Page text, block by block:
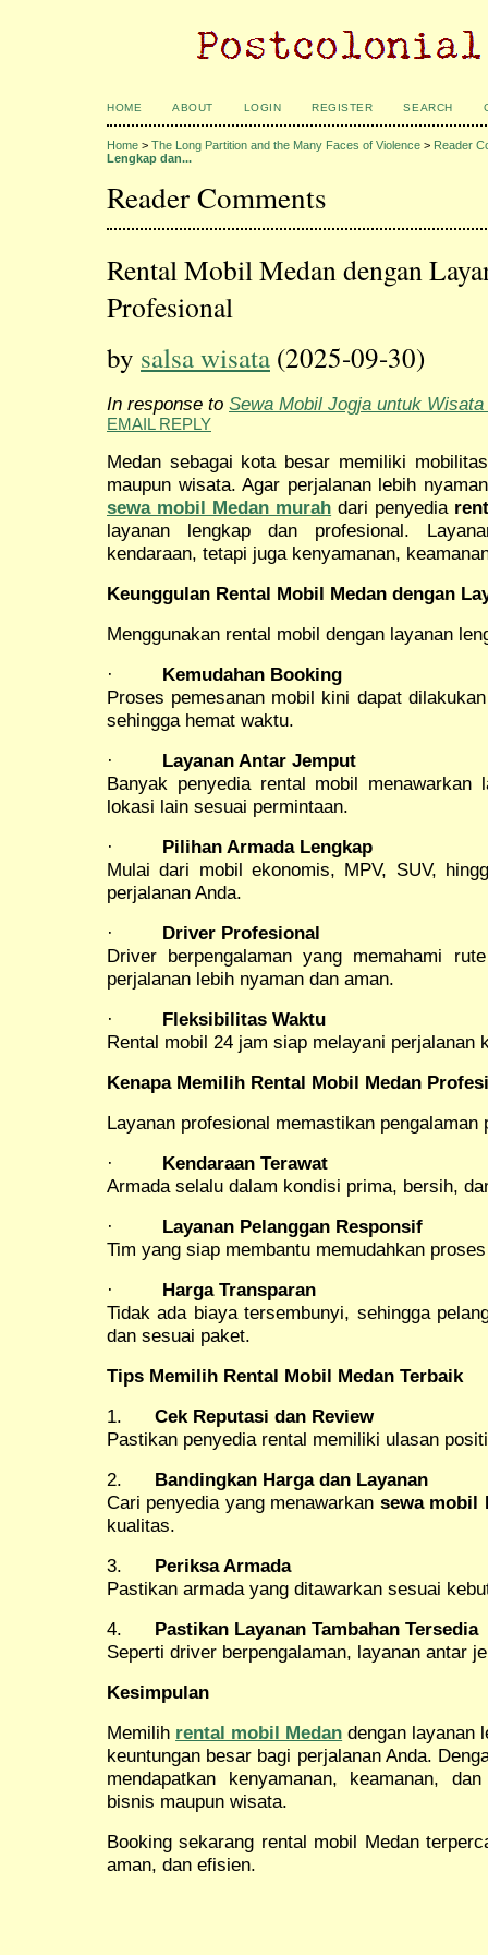
HOME ABOUT LOGIN REGISTER SEARCH
Home > The Long Partition and the Many Faces of Violence > Reader
Lengkap dan...
Reader Comments
Rental Mobil Medan dengan
Profesional
by salsa wisata (2025-09-30)
In response to Sewa Mobil Jogja untuk
EMAIL REPLY
Medan sebagai kota besar memiliki
maupun wisata. Agar perjalanan lebih
sewa mobil Medan murah dari penyedia
layanan lengkap dan profesional.
kendaraan, tetapi juga kenyamanan,
Keunggulan Rental Mobil Medan dengan
Menggunakan rental mobil dengan layanan
· Kemudahan Booking
Proses pemesanan mobil kini dapat
sehingga hemat waktu.
· Layanan Antar Jemput
Banyak penyedia rental mobil menawarkan
lokasi lain sesuai permintaan.
· Pilihan Armada Lengkap
Mulai dari mobil ekonomis, MPV, SUV,
perjalanan Anda.
· Driver Profesional
Driver berpengalaman yang memahami
perjalanan lebih nyaman dan aman.
· Fleksibilitas Waktu
Rental mobil 24 jam siap melayani perjalanan
Kenapa Memilih Rental Mobil Medan
Layanan profesional memastikan
· Kendaraan Terawat
Armada selalu dalam kondisi prima, bersih,
· Layanan Pelanggan Responsif
Tim yang siap membantu memudahkan
· Harga Transparan
Tidak ada biaya tersembunyi, sehingga
dan sesuai paket.
Tips Memilih Rental Mobil Medan Terbaik
1. Cek Reputasi dan Review
Pastikan penyedia rental memiliki ulasan
2. Bandingkan Harga dan Layanan
Cari penyedia yang menawarkan sewa mobil
kualitas.
3. Periksa Armada
Pastikan armada yang ditawarkan sesuai
4. Pastikan Layanan Tambahan Tersedia
Seperti driver berpengalaman, layanan antar
Kesimpulan
Memilih rental mobil Medan dengan layanan
keuntungan besar bagi perjalanan Anda.
mendapatkan kenyamanan, keamanan,
bisnis maupun wisata.
Booking sekarang rental mobil Medan
aman, dan efisien.